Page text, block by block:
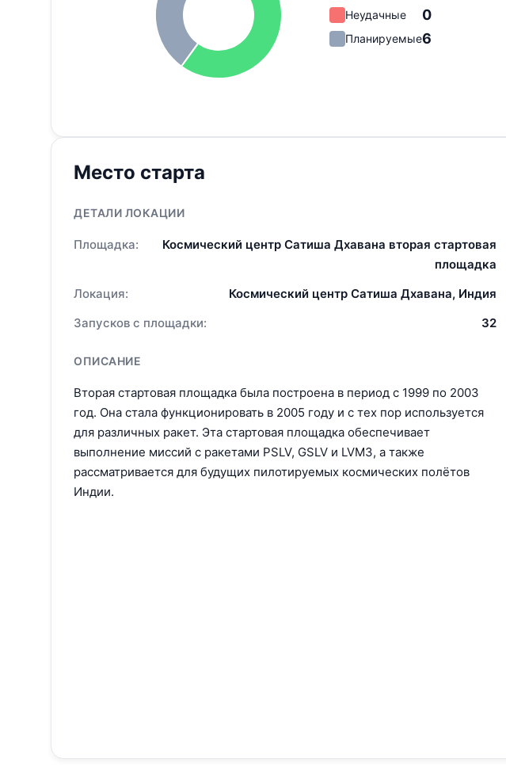
Неудачные 0
Планируемые6
Место старта
ДЕТАЛИ ЛОКАЦИИ
Площадка:
Космический центр Сатиша Дхавана вторая стартовая
площадка
Локация:
Космический центр Сатиша Дхавана, Индия
Запусков с площадки:
32
ОПИСАНИЕ
Вторая стартовая площадка была построена в период с 1999 по 2003
год. Она стала функционировать в 2005 году и с тех пор используется
для различных ракет. Эта стартовая площадка обеспечивает
выполнение миссий с ракетами PSLV, GSLV и LVM3, а также
рассматривается для будущих пилотируемых космических полётов
Индии.